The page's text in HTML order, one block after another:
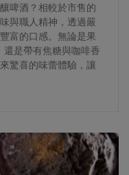
啤酒？相較於市售的
與職人精神，透過嚴
富的口感。無論是果
是帶有焦糖與咖啡香
驚喜的味蕾體驗，讓